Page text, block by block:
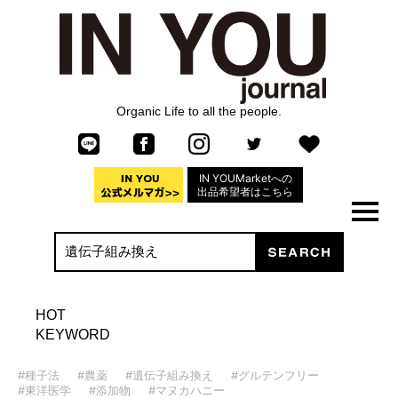
Organic Life to all the people.
IN YOUMarketへの
出品希望者はこちら
HOT
KEYWORD
#種子法 #農薬 #遺伝子組み換え
#グルテンフリー
#東洋医学
#添加物 #マヌカハニー